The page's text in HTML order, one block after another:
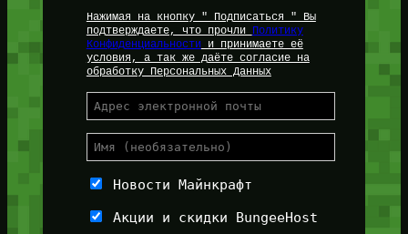
Нажимая на кнопку " Подписаться " Вы
подтверждаете, что прочли
Политику
Конфиденциальностии принимаете её
условия, а так же даёте согласие на
обработку Персональных Данных
Новости Майнкрафт
Акции и скидки BungeeHost